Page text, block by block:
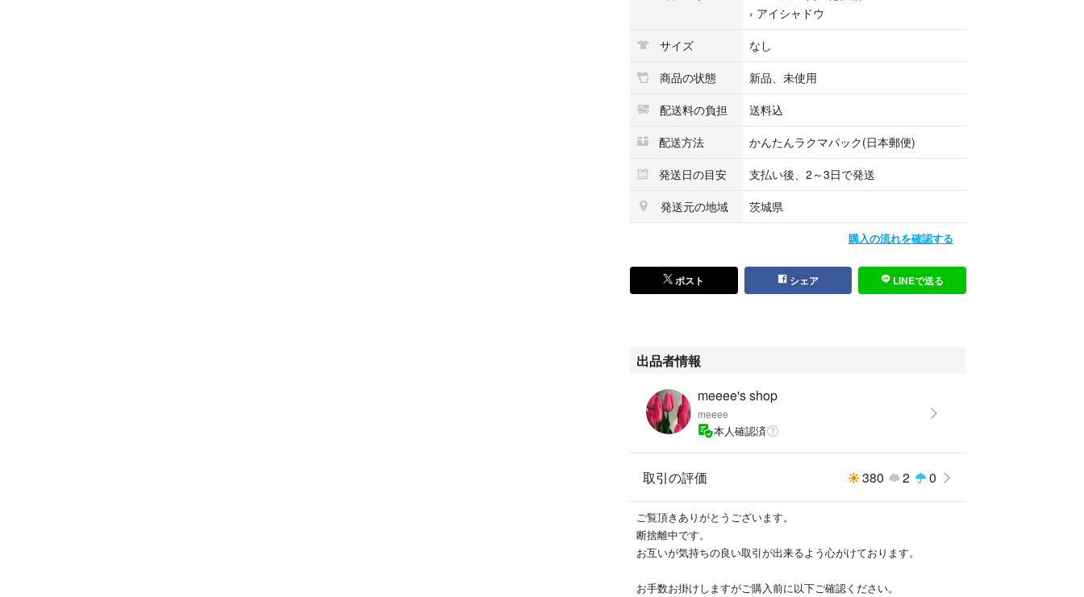
BELL
COOL
5.4g×1個
合計3個
自宅保管につき神経質な方の購入はご遠慮ください
リサイクル包装で発送する場合がございます。
洋服
ヒートブラシ
ドライヤー
水筒
お弁当箱
おもちゃ
キャラクター
キャラクターグッズ
ポケモン
サンリオ
ディズニー
Japan
limited
› アイシャドウ
サイズ
なし
商品の状態
新品、未使用
配送料の負担
送料込
配送方法
かんたんラクマパック(日本郵便)
発送日の目安
支払い後、2～3日で発送
発送元の地域
茨城県
購入の流れを確認する
ポスト シェア LINEで送る
出品者情報
meeee's shop
meeee
本人確認済
取引の評価 380 2 0
ご覧頂きありがとうございます。
断捨離中です。
お互いが気持ちの良い取引が出来るよう心がけております。
お手数お掛けしますがご購入前に以下ご確認ください。